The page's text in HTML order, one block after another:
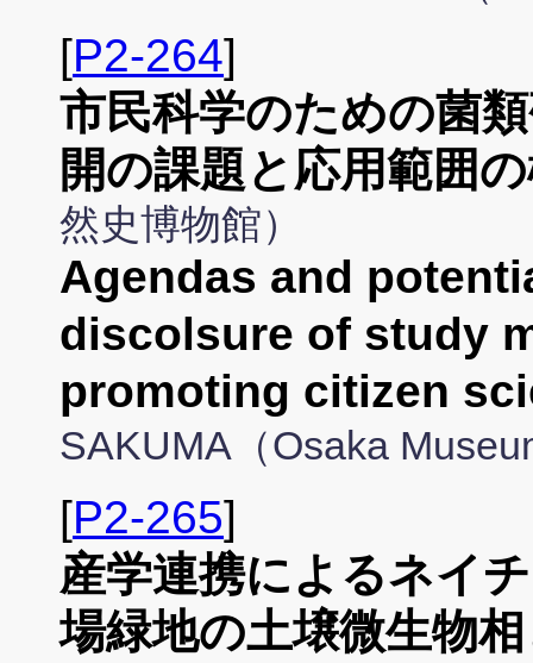
[P2-264]
市民科学のための菌
開の課題と応用範囲
然史博物館）
Agendas and
discolsure of study
promoting citizen
SAKUMA（Osaka
[P2-265]
産学連携によるネイ
場緑地の土壌微生物